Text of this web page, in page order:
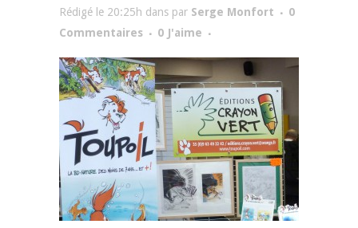
Rédigé le 20:25h dans par Serge Monfort
0
Commentaires
0 J'aime